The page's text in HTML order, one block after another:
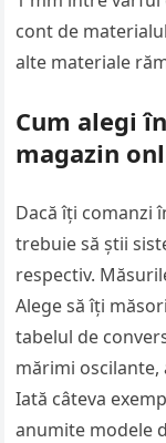
cont de
alte materiale
Cum alegi
magazin
Dacă îţi comanzi
trebuie să ştii
respectiv.
Alege să îţi
tabelul de
mărimi oscilante,
Iată câteva
anumite modele